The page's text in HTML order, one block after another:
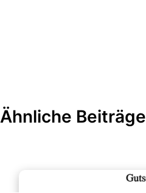
Ähnliche Beiträge